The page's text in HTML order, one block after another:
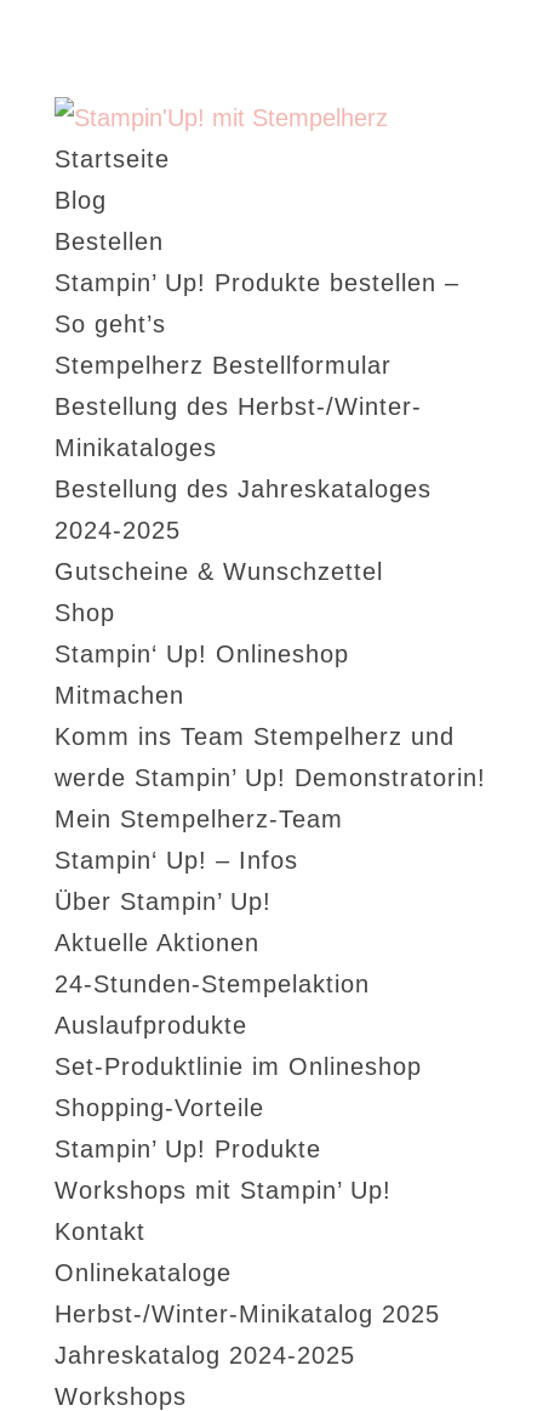
Startseite
Blog
Bestellen
Stampin’ Up! Produkte bestellen –
So geht’s
Stempelherz Bestellformular
Bestellung des Herbst-/Winter-
Minikataloges
Bestellung des Jahreskataloges
2024-2025
Gutscheine & Wunschzettel
Shop
Stampin‘ Up! Onlineshop
Mitmachen
Komm ins Team Stempelherz und
werde Stampin’ Up! Demonstratorin!
Mein Stempelherz-Team
Stampin‘ Up! – Infos
Über Stampin’ Up!
Aktuelle Aktionen
24-Stunden-Stempelaktion
Auslaufprodukte
Set-Produktlinie im Onlineshop
Shopping-Vorteile
Stampin’ Up! Produkte
Workshops mit Stampin’ Up!
Kontakt
Onlinekataloge
Herbst-/Winter-Minikatalog 2025
Jahreskatalog 2024-2025
Workshops